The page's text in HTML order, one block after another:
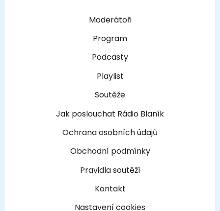
Moderátoři
Program
Podcasty
Playlist
Soutěže
Jak poslouchat Rádio Blaník
Ochrana osobních údajů
Obchodní podmínky
Pravidla soutěží
Kontakt
Nastavení cookies